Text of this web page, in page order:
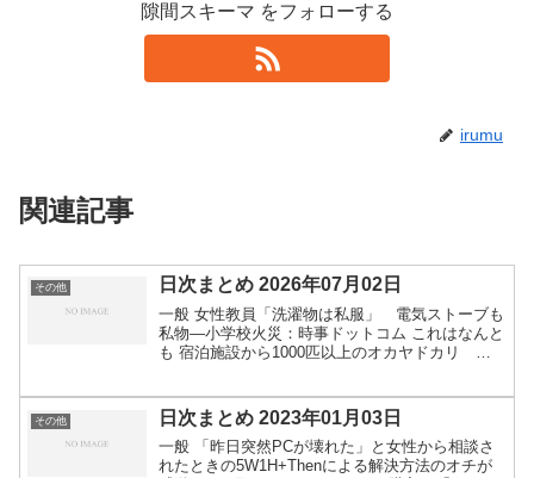
隙間スキーマ をフォローする
irumu
関連記事
その他 日次まとめ 2026年07月02日
一般 女性教員「洗濯物は私服」 電気ストーブも
私物―小学校火災：時事ドットコム これはなんと
も 宿泊施設から1000匹以上のオカヤドカリ 奄
Yah...
その他 日次まとめ 2023年01月03日
一般 「昨日突然PCが壊れた」と女性から相談さ
れたときの5W1H+Thenによる解決方法のオチが